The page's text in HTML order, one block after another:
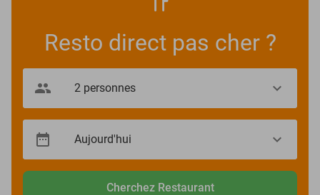
Resto direct pas cher ?
Cherchez Restaurant